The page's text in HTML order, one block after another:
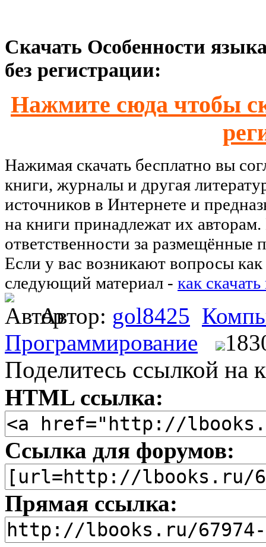
Скачать Особенности
без регистрации:
Нажмите сюда чтобы
Нажимая скачать бесплатно вы
книги, журналы и другая
источников в Интернете и
на книги принадлежат их
ответственности за размещённые
Если у вас возникают вопросы как
следующий материал - как
Автор: gol8425
Программирование
Поделитесь ссылкой на
HTML ссылка:
Ссылка для форумов:
Прямая ссылка: